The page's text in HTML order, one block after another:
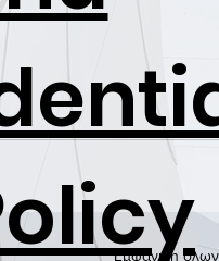
Εμφάνιση όλων